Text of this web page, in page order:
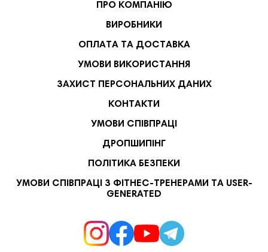
ПРО КОМПАНІЮ
ВИРОБНИКИ
ОПЛАТА ТА ДОСТАВКА
УМОВИ ВИКОРИСТАННЯ
ЗАХИСТ ПЕРСОНАЛЬНИХ ДАНИХ
КОНТАКТИ
УМОВИ СПІВПРАЦІ
ДРОПШИПІНГ
ПОЛІТИКА БЕЗПЕКИ
УМОВИ СПІВПРАЦІ З ФІТНЕС-ТРЕНЕРАМИ ТА USER-
GENERATED